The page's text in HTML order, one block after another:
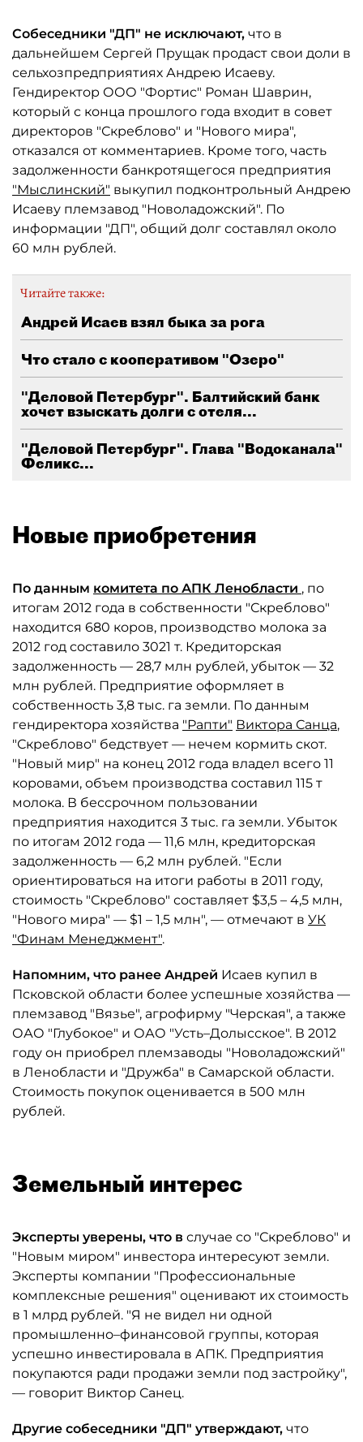
Собеседники "ДП" не исключают, что в
дальнейшем Сергей Прущак продаст свои доли в
сельхозпредприятиях Андрею Исаеву.
Гендиректор ООО "Фортис" Роман Шаврин,
который с конца прошлого года входит в совет
директоров "Скреблово" и "Нового мира",
отказался от комментариев. Кроме того, часть
задолженности банкротящегося предприятия
"Мыслинский" выкупил подконтрольный Андрею
Исаеву племзавод "Новоладожский". По
информации "ДП", общий долг составлял около
60 млн рублей.
Читайте также:
Андрей Исаев взял быка за рога
Что стало с кооперативом "Озеро"
"Деловой Петербург". Балтийский банк
хочет взыскать долги с отеля...
"Деловой Петербург". Глава "Водоканала"
Феликс...
Новые приобретения
По данным комитета по АПК Ленобласти , по
итогам 2012 года в собственности "Скреблово"
находится 680 коров, производство молока за
2012 год составило 3021 т. Кредиторская
задолженность — 28,7 млн рублей, убыток — 32
млн рублей. Предприятие оформляет в
собственность 3,8 тыс. га земли. По данным
гендиректора хозяйства "Рапти" Виктора Санца,
"Скреблово" бедствует — нечем кормить скот.
"Новый мир" на конец 2012 года владел всего 11
коровами, объем производства составил 115 т
молока. В бессрочном пользовании
предприятия находится 3 тыс. га земли. Убыток
по итогам 2012 года — 11,6 млн, кредиторская
задолженность — 6,2 млн рублей. "Если
ориентироваться на итоги работы в 2011 году,
стоимость "Скреблово" составляет $3,5 – 4,5 млн,
"Нового мира" — $1 – 1,5 млн", — отмечают в УК
"Финам Менеджмент".
Напомним, что ранее Андрей Исаев купил в
Псковской области более успешные хозяйства —
племзавод "Вязье", агрофирму "Черская", а также
ОАО "Глубокое" и ОАО "Усть–Долысское". В 2012
году он приобрел племзаводы "Новоладожский"
в Ленобласти и "Дружба" в Самарской области.
Стоимость покупок оценивается в 500 млн
рублей.
Земельный интерес
Эксперты уверены, что в случае со "Скреблово" и
"Новым миром" инвестора интересуют земли.
Эксперты компании "Профессиональные
комплексные решения" оценивают их стоимость
в 1 млрд рублей. "Я не видел ни одной
промышленно–финансовой группы, которая
успешно инвестировала в АПК. Предприятия
покупаются ради продажи земли под застройку",
— говорит Виктор Санец.
Другие собеседники "ДП" утверждают, что